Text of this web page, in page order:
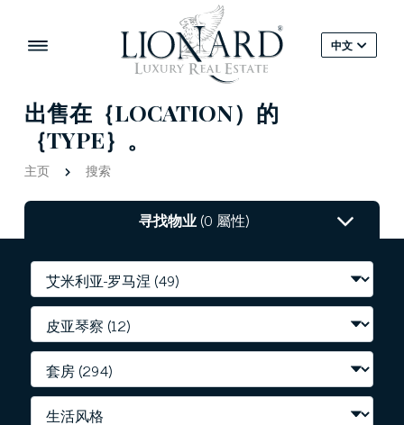
中文
出售在｛LOCATION）的
｛TYPE｝。
主页 搜索
寻找物业(0 屬性)